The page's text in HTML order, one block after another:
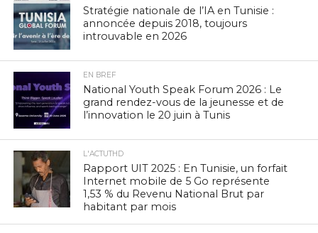
Stratégie nationale de l’IA en Tunisie :
annoncée depuis 2018, toujours
introuvable en 2026
EN BREF
National Youth Speak Forum 2026 : Le
grand rendez-vous de la jeunesse et de
l’innovation le 20 juin à Tunis
L'ACTUTHD
Rapport UIT 2025 : En Tunisie, un forfait
Internet mobile de 5 Go représente
1,53 % du Revenu National Brut par
habitant par mois